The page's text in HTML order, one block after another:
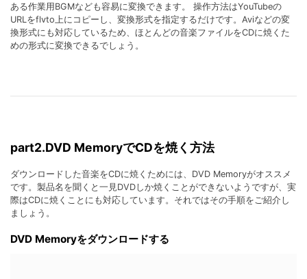
ある作業用BGMなども容易に変換できます。 操作方法はYouTubeの
URLをflvto上にコピーし、変換形式を指定するだけです。Aviなどの変
換形式にも対応しているため、ほとんどの音楽ファイルをCDに焼くた
めの形式に変換できるでしょう。
part2.DVD MemoryでCDを焼く方法
ダウンロードした音楽をCDに焼くためには、DVD Memoryがオススメ
です。製品名を聞くと一見DVDしか焼くことができないようですが、実
際はCDに焼くことにも対応しています。それではその手順をご紹介し
ましょう。
DVD Memoryをダウンロードする